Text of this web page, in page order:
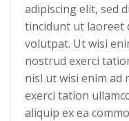
adipiscing elit, sed
tincidunt ut laoreet
volutpat. Ut wisi
nostrud exerci
nisl ut wisi enim ad
exerci tation
aliquip ex ea